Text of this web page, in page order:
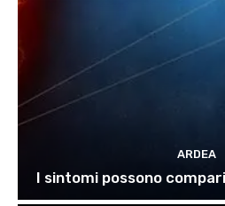
ARDEA
I sintomi possono